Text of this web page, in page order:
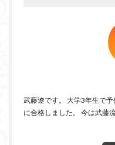
武藤遼です。 大学3年生で
に合格しました。 今は武藤